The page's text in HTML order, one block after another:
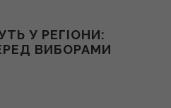
У РЕГІОНИ:
ВИБОРАМИ